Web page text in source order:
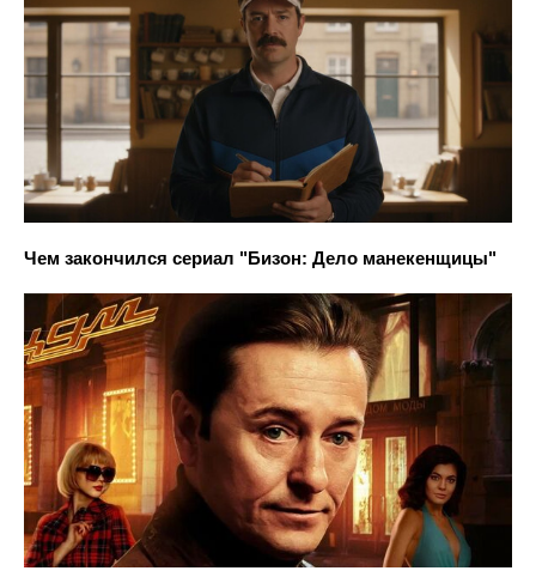
Чем закончился сериал "Бизон: Дело манекенщицы"